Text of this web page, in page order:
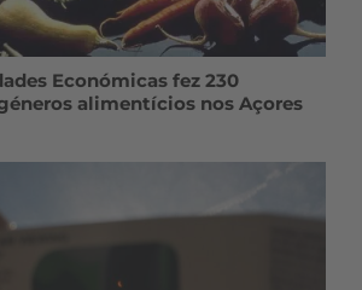
Económicas fez 230
alimentícios nos Açores